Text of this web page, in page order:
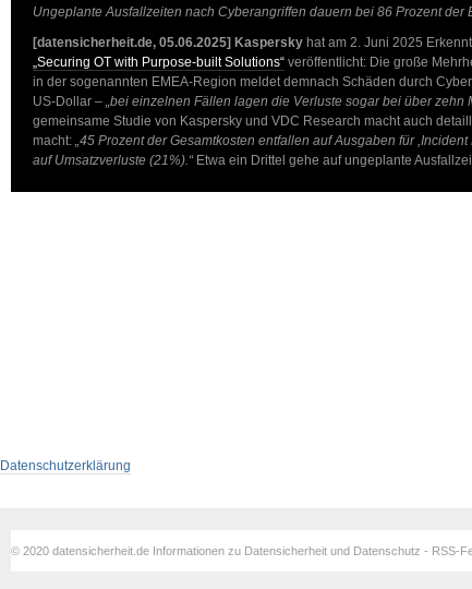
Ungeplante Ausfallzeiten nach Cyberangriffen dauern bei 86 Prozent der
[datensicherheit.de, 05.06.2025] Kaspersky hat am 2. Juni 2025
„Securing OT with Purpose-built Solutions“ veröffentlicht: Die große
in der sogenannten EMEA-Region meldet demnach Schäden durch
US-Dollar – „bei einzelnen Fällen lagen die Verluste sogar bei über zehn
gemeinsame Studie von Kaspersky und VDC Research macht auch
macht: „45 Prozent der Gesamtkosten entfallen auf Ausgaben für
auf Umsatzverluste (21%).“Etwa ein Drittel gehe auf ungeplante
Datenschutzerklärung
© 2020 datensicherheit.de Informationen zu Datensicherheit und Datenschutz - RSS-